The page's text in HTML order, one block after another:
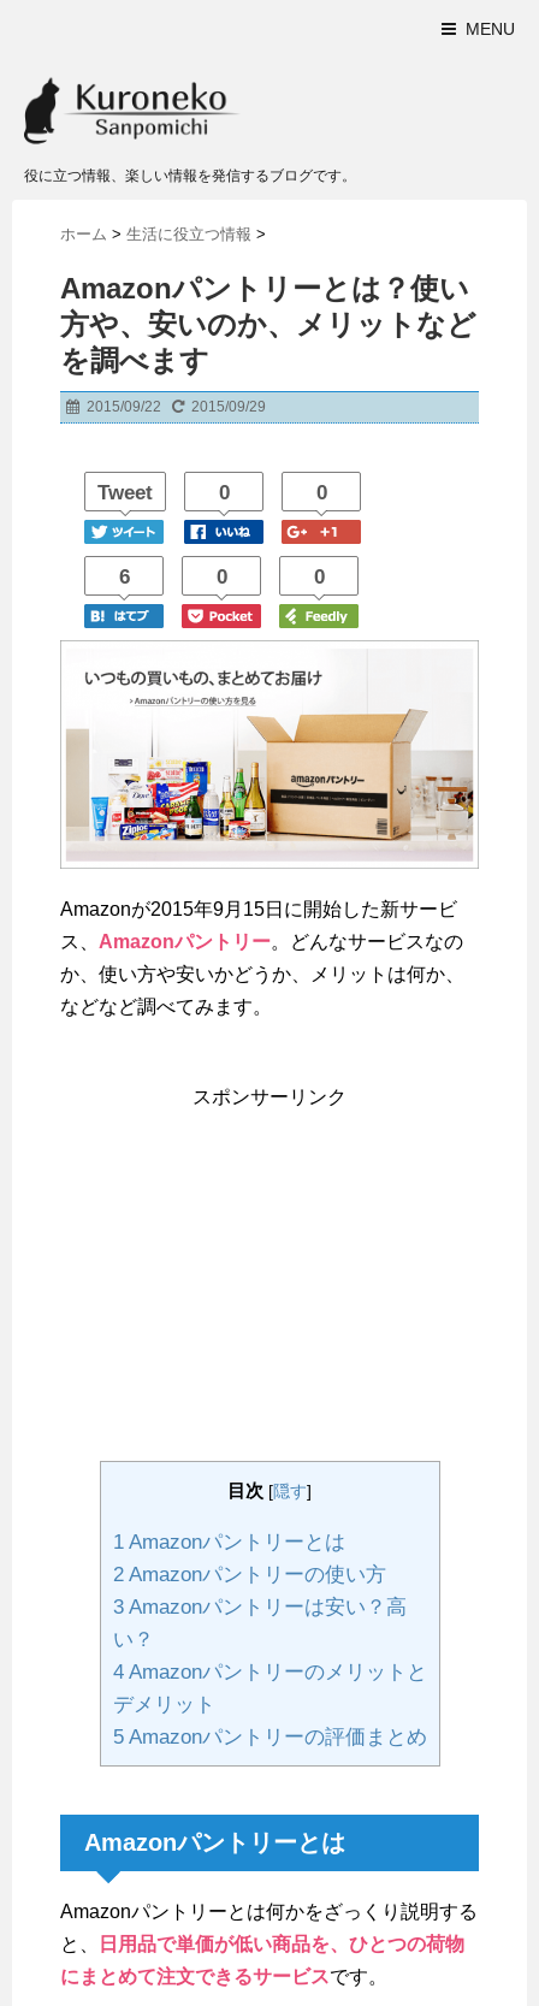
MENU
役に立つ情報、楽しい情報を発信するブログです。
ホーム > 生活に役立つ情報 >
Amazonパントリーとは？使い
方や、安いのか、メリットなど
を調べます
2015/09/22 2015/09/29
Tweet 0 0
6 0 0
Amazonが2015年9月15日に開始した新サービ
ス、 Amazonパントリー。どんなサービスなの
か、使い方や安いかどうか、メリットは何か、
などなど調べてみます。
スポンサーリンク
目次 [隠す]
1Amazonパントリーとは
2Amazonパントリーの使い方
3Amazonパントリーは安い？高
い？
4Amazonパントリーのメリットと
デメリット
5Amazonパントリーの評価まとめ
Amazonパントリーとは
Amazonパントリーとは何かをざっくり説明する
と、
日用品で単価が低い商品を、ひとつの荷物
にまとめて注文できるサービスです。